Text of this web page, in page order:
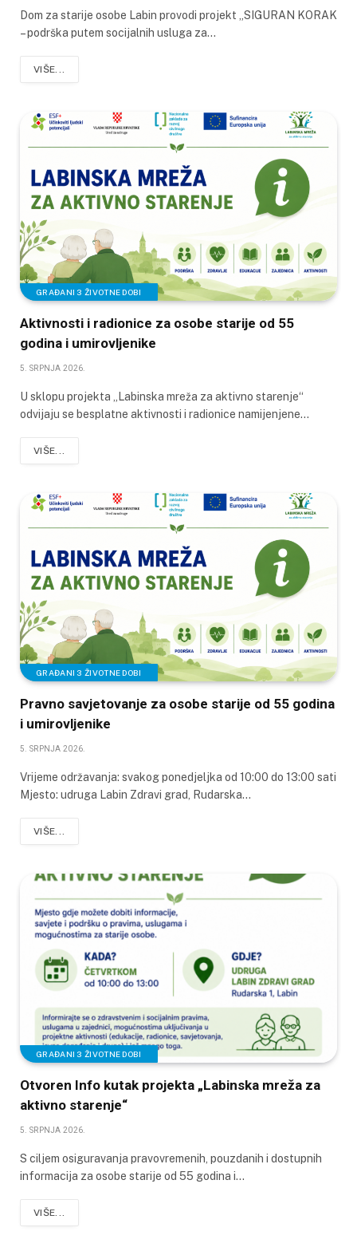
Dom za starije osobe Labin provodi projekt „SIGURAN KORAK
– podrška putem socijalnih usluga za…
VIŠE...
GRAĐANI 3 ŽIVOTNE DOBI
Aktivnosti i radionice za osobe starije od 55
godina i umirovljenike
5. SRPNJA 2026.
U sklopu projekta „Labinska mreža za aktivno starenje“
odvijaju se besplatne aktivnosti i radionice namijenjene…
VIŠE...
GRAĐANI 3 ŽIVOTNE DOBI
Pravno savjetovanje za osobe starije od 55 godina
i umirovljenike
5. SRPNJA 2026.
Vrijeme održavanja: svakog ponedjeljka od 10:00 do 13:00 sati
Mjesto: udruga Labin Zdravi grad, Rudarska…
VIŠE...
GRAĐANI 3 ŽIVOTNE DOBI
Otvoren Info kutak projekta „Labinska mreža za
aktivno starenje“
5. SRPNJA 2026.
S ciljem osiguravanja pravovremenih, pouzdanih i dostupnih
informacija za osobe starije od 55 godina i…
VIŠE...